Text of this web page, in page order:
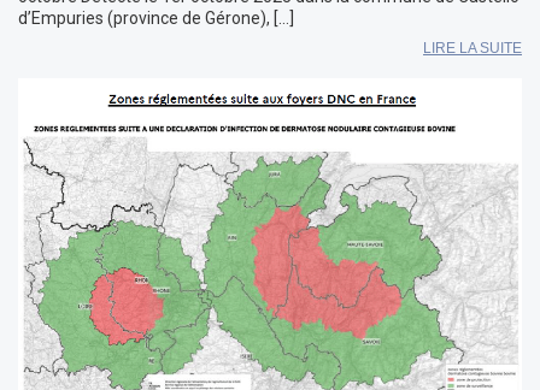
d’Empuries (province de Gérone), […]
LIRE LA SUITE